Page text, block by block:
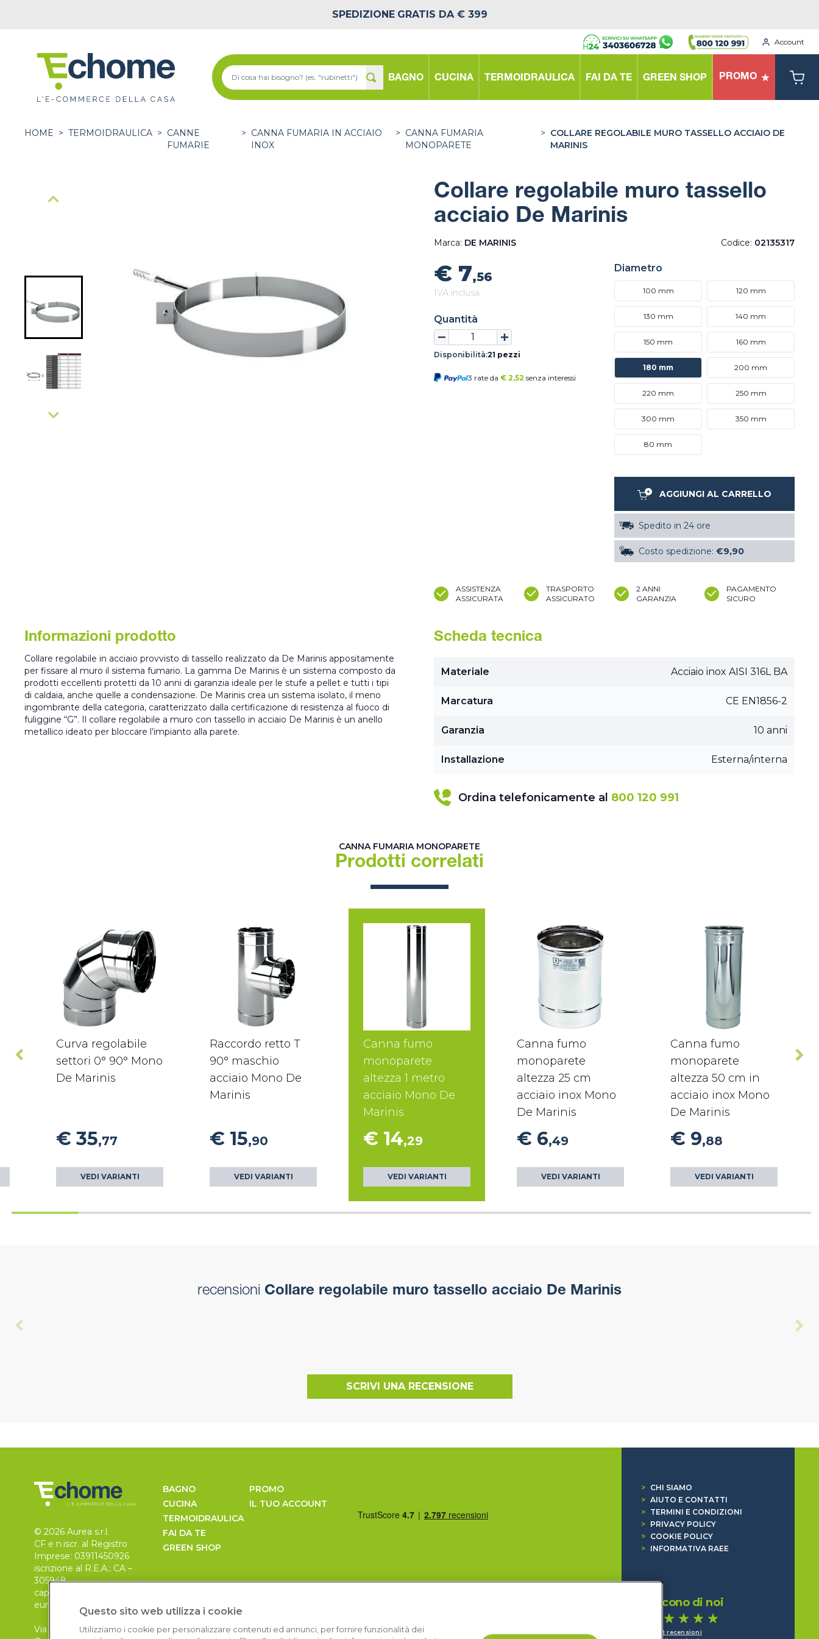
SPEDIZIONE GRATIS DA € 399
Account
BAGNO CUCINA TERMOIDRAULICA FAI DA TE GREEN SHOP PROMO
HOME > TERMOIDRAULICA > CANNE
FUMARIE
> CANNA FUMARIA IN ACCIAIO
INOX
> CANNA FUMARIA
MONOPARETE
> COLLARE REGOLABILE MURO TASSELLO ACCIAIO DE
MARINIS
Collare regolabile muro tassello
acciaio De Marinis
Marca: DE MARINIS Codice: 02135317
€ 7,56
IVA inclusa
Quantità
Disponibilità:21 pezzi
3 rate da € 2,52 senza interessi
Diametro
100 mm 120 mm
130 mm 140 mm
150 mm 160 mm
180 mm 200 mm
220 mm 250 mm
300 mm 350 mm
80 mm
AGGIUNGI AL CARRELLO
Spedito in 24 ore
Costo spedizione: €9,90
ASSISTENZA
ASSICURATA
TRASPORTO
ASSICURATO
2 ANNI
GARANZIA
PAGAMENTO
SICURO
Informazioni prodotto
Collare regolabile in acciaio provvisto di tassello realizzato da De Marinis appositamente
per fissare al muro il sistema fumario. La gamma De Marinis è un sistema composto da
prodotti eccellenti protetti da 10 anni di garanzia ideale per le stufe a pellet e tutti i tipi
di caldaia, anche quelle a condensazione. De Marinis crea un sistema isolato, il meno
ingombrante della categoria, caratterizzato dalla certificazione di resistenza al fuoco di
fuliggine “G”. Il collare regolabile a muro con tassello in acciaio De Marinis è un anello
metallico ideato per bloccare l’impianto alla parete.
Scheda tecnica
Materiale Acciaio inox AISI 316L BA
Marcatura CE EN1856-2
Garanzia 10 anni
Installazione Esterna/interna
Ordina telefonicamente al 800 120 991
CANNA FUMARIA MONOPARETE
Prodotti correlati
Curva regolabile
settori 0° 90° Mono
De Marinis
€ 35,77
VEDI VARIANTI
Raccordo retto T
90° maschio
acciaio Mono De
Marinis
€ 15,90
VEDI VARIANTI
Canna fumo
monoparete
altezza 1 metro
acciaio Mono De
Marinis
€ 14,29
VEDI VARIANTI
Canna fumo
monoparete
altezza 25 cm
acciaio inox Mono
De Marinis
€ 6,49
VEDI VARIANTI
Canna fumo
monoparete
altezza 50 cm in
acciaio inox Mono
De Marinis
€ 9,88
VEDI VARIANTI
recensioni Collare regolabile muro tassello acciaio De Marinis
SCRIVI UNA RECENSIONE
© 2026 Aurea s.r.l.
CF e n.iscr. al Registro
Imprese: 03911450926
iscrizione al R.E.A.: CA –
305948
capitale sociale 30.000
euro, i.v.
Via Pietro Leo n. 6
BAGNO
CUCINA
TERMOIDRAULICA
FAI DA TE
GREEN SHOP
PROMO
IL TUO ACCOUNT
>
CHI SIAMO
> AIUTO E CONTATTI
>
TERMINI E CONDIZIONI
>
PRIVACY POLICY
>
COOKIE POLICY
>
INFORMATIVA RAEE
Dicono di noi
1.641 recensioni
Questo sito web utilizza i cookie
Utilizziamo i cookie per personalizzare contenuti ed annunci, per fornire funzionalità dei